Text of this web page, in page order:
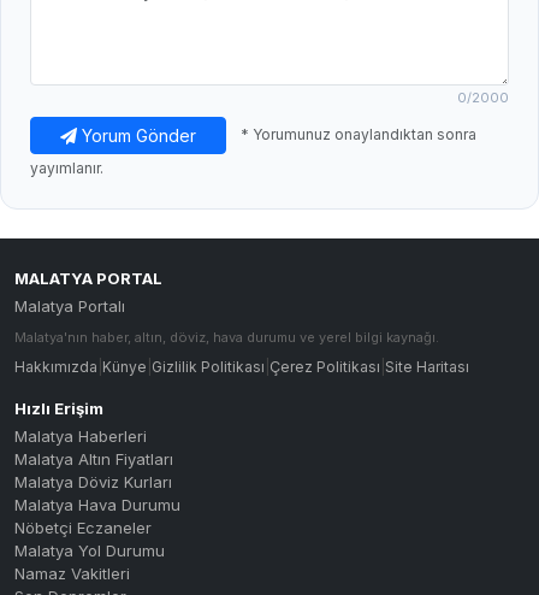
0/2000
Yorum Gönder
* Yorumunuz onaylandıktan sonra
yayımlanır.
MALATYA PORTAL
Malatya Portalı
Malatya'nın haber, altın, döviz, hava durumu ve yerel bilgi kaynağı.
Hakkımızda Künye Gizlilik Politikası Çerez Politikası Site Haritası
Hızlı Erişim
Malatya Haberleri
Malatya Altın Fiyatları
Malatya Döviz Kurları
Malatya Hava Durumu
Nöbetçi Eczaneler
Malatya Yol Durumu
Namaz Vakitleri